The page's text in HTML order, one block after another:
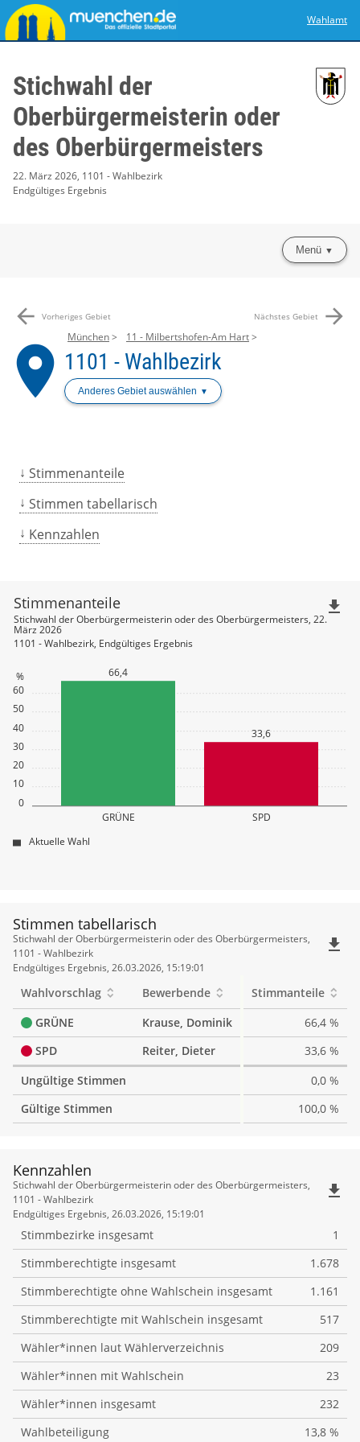
Wahlamt
Stichwahl der
Oberbürgermeisterin oder
des Oberbürgermeisters
22. März 2026, 1101 - Wahlbezirk
Endgültiges Ergebnis
Menü
arrow_back Vorheriges Gebiet Nächstes Gebiet arrow_forward
place
München 11 - Milbertshofen-Am Hart
1101 - Wahlbezirk
Anderes Gebiet auswählen
Stimmenanteile
Stimmen tabellarisch
Kennzahlen
0
10
20
30
40
50
60
%
GRÜNE SPD
66,4
33,6
Stimmenanteile
Stichwahl der Oberbürgermeisterin oder des Oberbürgermeisters, 22.
März 2026
1101 - Wahlbezirk, Endgültiges Ergebnis
Aktuelle Wahl
file_download
Stimmen tabellarisch
Stimmen
tabellarisch
Stichwahl der Oberbürgermeisterin oder des Oberbürgermeisters,
1101 - Wahlbezirk
Endgültiges Ergebnis, 26.03.2026, 15:19:01
file_download
Wahlvorschlag Bewerbende
Stimmanteile
GRÜNE
Krause, Dominik
66,4 %
SPD
Reiter, Dieter
33,6 %
Ungültige Stimmen
0,0 %
Gültige Stimmen
100,0 %
Kennzahlen
Kennzahlen
Stichwahl der Oberbürgermeisterin oder des Oberbürgermeisters,
1101 - Wahlbezirk
Endgültiges Ergebnis, 26.03.2026, 15:19:01
file_download
Stimmbezirke insgesamt
1
Stimmberechtigte insgesamt
1.678
Stimmberechtigte ohne Wahlschein insgesamt
1.161
Stimmberechtigte mit Wahlschein insgesamt
517
Wähler*innen laut Wählerverzeichnis
209
Wähler*innen mit Wahlschein
23
Wähler*innen insgesamt
232
Wahlbeteiligung
13,8 %